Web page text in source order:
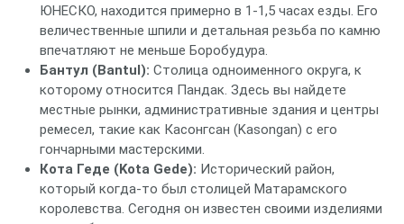
ЮНЕСКО, находится примерно в 1-1,5 часах езды. Его
величественные шпили и детальная резьба по камню
впечатляют не меньше Боробудура.
Бантул (Bantul): Столица одноименного округа, к
которому относится Пандак. Здесь вы найдете
местные рынки, административные здания и центры
ремесел, такие как Касонгсан (Kasongan) с его
гончарными мастерскими.
Кота Геде (Kota Gede): Исторический район,
который когда-то был столицей Матарамского
королевства. Сегодня он известен своими изделиями